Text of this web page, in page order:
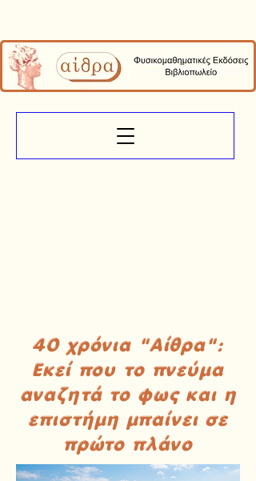
40 χρόνια "Αίθρα":
Εκεί που το πνεύμα
αναζητά το φως και η
επιστήμη μπαίνει σε
πρώτο πλάνο